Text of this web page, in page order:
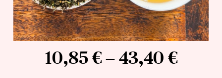
10,85€–43,40€